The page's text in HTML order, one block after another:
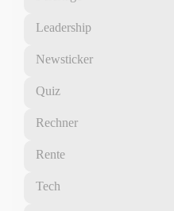
Leadership
Newsticker
Quiz
Rechner
Rente
Tech